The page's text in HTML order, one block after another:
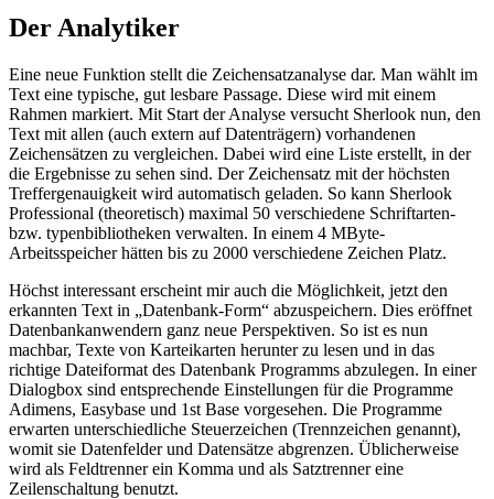
Der Analytiker
Eine neue Funktion stellt die Zeichensatzanalyse dar. Man wählt im
Text eine typische, gut lesbare Passage. Diese wird mit einem
Rahmen markiert. Mit Start der Analyse versucht Sherlook nun, den
Text mit allen (auch extern auf Datenträgern) vorhandenen
Zeichensätzen zu vergleichen. Dabei wird eine Liste erstellt, in der
die Ergebnisse zu sehen sind. Der Zeichensatz mit der höchsten
Treffergenauigkeit wird automatisch geladen. So kann Sherlook
Professional (theoretisch) maximal 50 verschiedene Schriftarten-
bzw. typenbibliotheken verwalten. In einem 4 MByte-
Arbeitsspeicher hätten bis zu 2000 verschiedene Zeichen Platz.
Höchst interessant erscheint mir auch die Möglichkeit, jetzt den
erkannten Text in „Datenbank-Form“ abzuspeichern. Dies eröffnet
Datenbankanwendern ganz neue Perspektiven. So ist es nun
machbar, Texte von Karteikarten herunter zu lesen und in das
richtige Dateiformat des Datenbank Programms abzulegen. In einer
Dialogbox sind entsprechende Einstellungen für die Programme
Adimens, Easybase und 1st Base vorgesehen. Die Programme
erwarten unterschiedliche Steuerzeichen (Trennzeichen genannt),
womit sie Datenfelder und Datensätze abgrenzen. Üblicherweise
wird als Feldtrenner ein Komma und als Satztrenner eine
Zeilenschaltung benutzt.